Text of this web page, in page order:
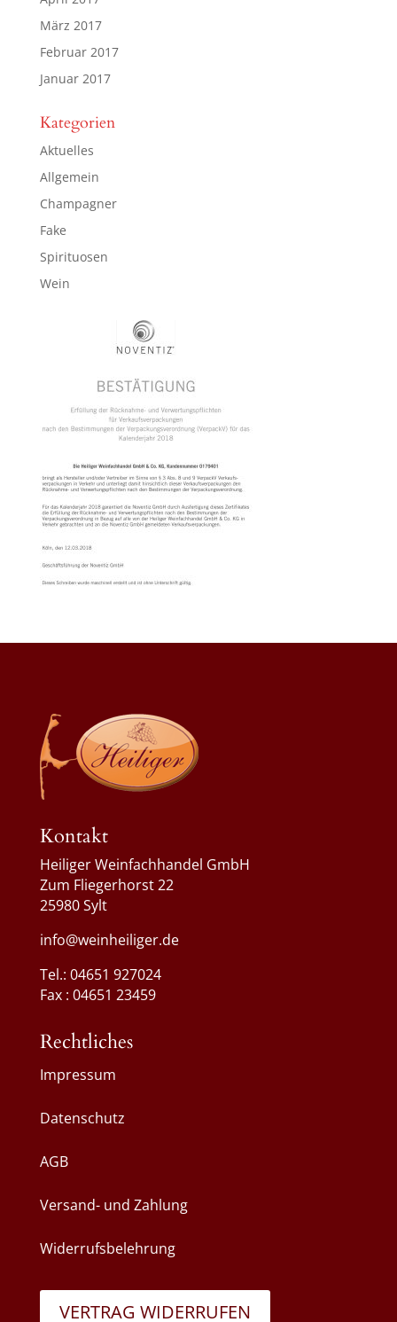
März 2017
Februar 2017
Januar 2017
Kategorien
Aktuelles
Allgemein
Champagner
Fake
Spirituosen
Wein
Kontakt
Heiliger Weinfachhandel GmbH
Zum Fliegerhorst 22
25980 Sylt
info@weinheiliger.de
Tel.: 04651 927024
Fax : 04651 23459
Rechtliches
Impressum
Datenschutz
AGB
Versand- und Zahlung
Widerrufsbelehrung
VERTRAG WIDERRUFEN